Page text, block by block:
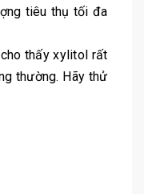
tiêu thụ tối đa
thấy xylitol rất
thường. Hãy thử